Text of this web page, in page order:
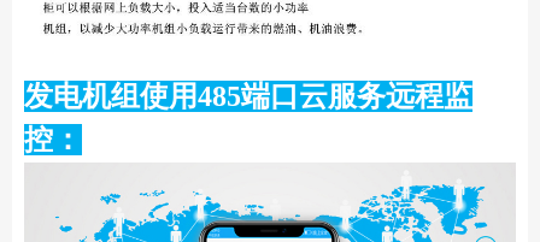
发电机组使用485端口云服务远程监
控：